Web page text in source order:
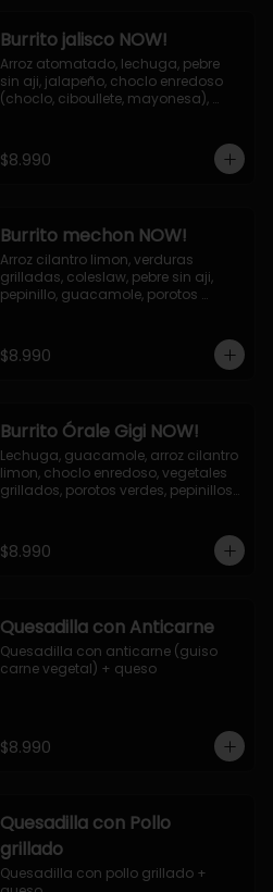
Burrito jalisco NOW!
Arroz atomatado, lechuga, pebre
sin aji, jalapeño, choclo enredoso
(choclo, ciboullete, mayonesa),
$8.990
Burrito mechon NOW!
Arroz cilantro limon, verduras
grilladas, coleslaw, pebre sin aji,
pepinillo, guacamole, porotos
$8.990
Burrito Órale Gigi NOW!
Lechuga, guacamole, arroz cilantro
limon, choclo enredoso, vegetales
grillados, porotos verdes, pepinillos
$8.990
Quesadilla con Anticarne
Quesadilla con anticarne (guiso
carne vegetal) + queso
$8.990
Quesadilla con Pollo
grillado
Quesadilla con pollo grillado +